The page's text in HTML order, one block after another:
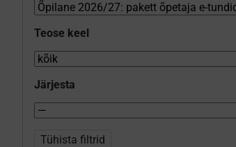
Teose keel
Järjesta
Tühista filtrid